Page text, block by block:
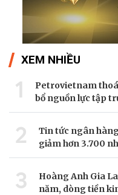
XEM NHIỀU
1
Petrovietnam
bổ nguồn lực tập
2
Tin tức ngân
giảm hơn 3.700
3
Hoàng Anh Gia
năm, dòng tiền